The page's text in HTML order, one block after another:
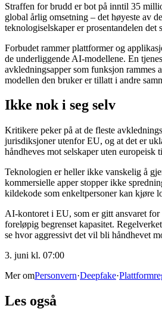
Straffen for brudd er bot på inntil 35
global årlig omsetning – det høyeste av
teknologiselskaper er prosentandelen det
Forbudet rammer plattformer og
de underliggende AI-modellene. En
avkledningsapper som funksjon rammes
modellen den bruker er tillatt i andre
Ikke nok i seg selv
Kritikere peker på at de fleste
jurisdiksjoner utenfor EU, og at det er
håndheves mot selskaper uten europeisk
Teknologien er heller ikke vanskelig å
kommersielle apper stopper ikke
kildekode som enkeltpersoner kan kjøre
AI-kontoret i EU, som er gitt ansvaret for
foreløpig begrenset kapasitet.
se hvor aggressivt det vil bli håndhevet
3. juni kl. 07:00
Mer omPersonvern·Deepfake·
Les også